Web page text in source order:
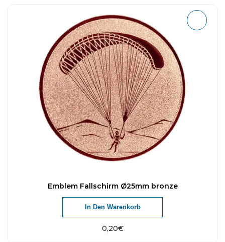
Emblem Fallschirm Ø25mm bronze
0,20€
In Den Warenkorb